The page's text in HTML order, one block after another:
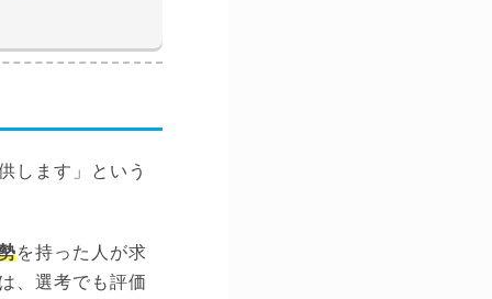
します」という
を持った人が求
、選考でも評価